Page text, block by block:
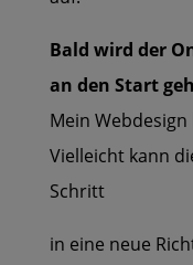
Bald wird der
an den Start
Mein
Vielleicht kann
Schritt
in eine neue